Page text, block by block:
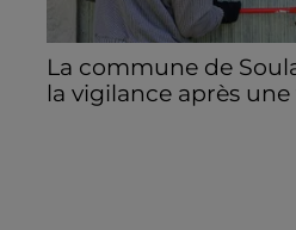
La commune de
la vigilance après